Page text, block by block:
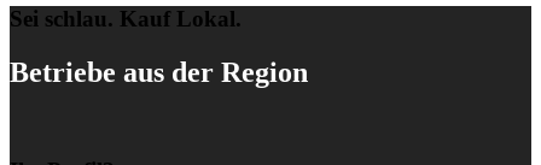
Sei schlau. Kauf Lokal.
Betriebe aus der Region